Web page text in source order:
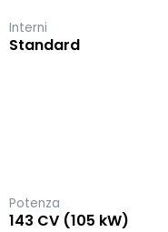
Interni
Standard
Potenza
143 CV (105 kW)